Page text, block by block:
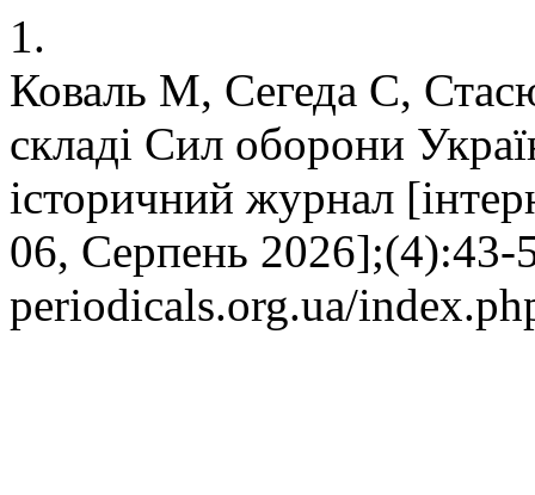
1.
Коваль М, Сегеда С,
складі Сил оборони
історичний журнал
06, Серпень 2026];(4):43-
periodicals.org.ua/